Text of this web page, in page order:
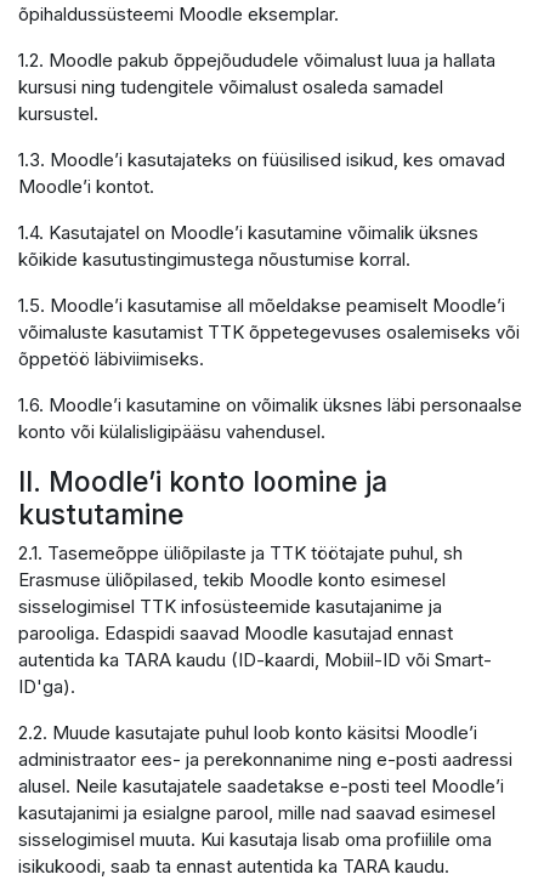
õpihaldussüsteemi Moodle eksemplar.
1.2. Moodle pakub õppejõududele võimalust luua ja hallata
kursusi ning tudengitele võimalust osaleda samadel
kursustel.
1.3. Moodle’i kasutajateks on füüsilised isikud, kes omavad
Moodle’i kontot.
1.4. Kasutajatel on Moodle’i kasutamine võimalik üksnes
kõikide kasutustingimustega nõustumise korral.
1.5. Moodle’i kasutamise all mõeldakse peamiselt Moodle’i
võimaluste kasutamist TTK õppetegevuses osalemiseks või
õppetöö läbiviimiseks.
1.6. Moodle’i kasutamine on võimalik üksnes läbi personaalse
konto või külalisligipääsu vahendusel.
II. Moodle’i konto loomine ja
kustutamine
2.1. Tasemeõppe üliõpilaste ja TTK töötajate puhul, sh
Erasmuse üliõpilased, tekib Moodle konto esimesel
sisselogimisel TTK infosüsteemide kasutajanime ja
parooliga. Edaspidi saavad Moodle kasutajad ennast
autentida ka TARA kaudu (ID-kaardi, Mobiil-ID või Smart-
ID'ga).
2.2. Muude kasutajate puhul loob konto käsitsi Moodle’i
administraator ees- ja perekonnanime ning e-posti aadressi
alusel. Neile kasutajatele saadetakse e-posti teel Moodle’i
kasutajanimi ja esialgne parool, mille nad saavad esimesel
sisselogimisel muuta. Kui kasutaja lisab oma profiilile oma
isikukoodi, saab ta ennast autentida ka TARA kaudu.